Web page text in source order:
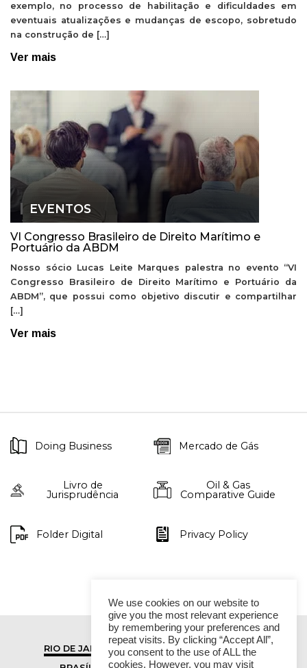
exemplo, no processo de habilitação e dificuldades em
eventuais atualizações e mudanças de escopo, sobretudo
na construção de […]
Ver mais
EVENTOS
VI Congresso Brasileiro de Direito Marítimo e
Portuário da ABDM
Nosso sócio Lucas Leite Marques palestra no evento “VI
Congresso Brasileiro de Direito Marítimo e Portuário da
ABDM”, que possui como objetivo discutir e compartilhar
[…]
Ver mais
Doing Business Mercado de Gás
Livro de
Jurisprudência
Oil & Gas
Comparative Guide
Folder Digital Privacy Policy
RIO DE JANEIRO
SÃO PAULO
We use cookies on our website to
give you the most relevant experience
by remembering your preferences and
repeat visits. By clicking “Accept All”,
you consent to the use of ALL the
cookies. However, you may visit